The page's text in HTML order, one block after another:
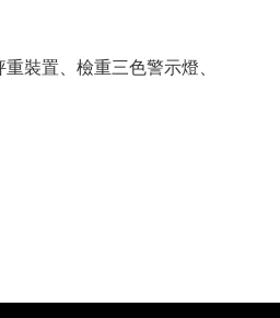
裝置、檢重三色警示燈、